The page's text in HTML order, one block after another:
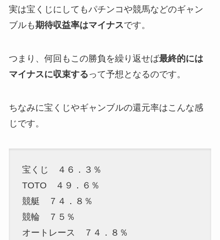
実は宝くじにしてもパチンコや競馬などのギャン
ブルも期待収益率はマイナスです。
つまり、何回もこの勝負を繰り返せば最終的には
マイナスに収束するって予想となるのです。
ちなみに宝くじやギャンブルの還元率はこんな感
じです。
宝くじ ４６．３％
TOTO ４９．６％
競艇 ７４．８％
競輪 ７５％
オートレース ７４．８％